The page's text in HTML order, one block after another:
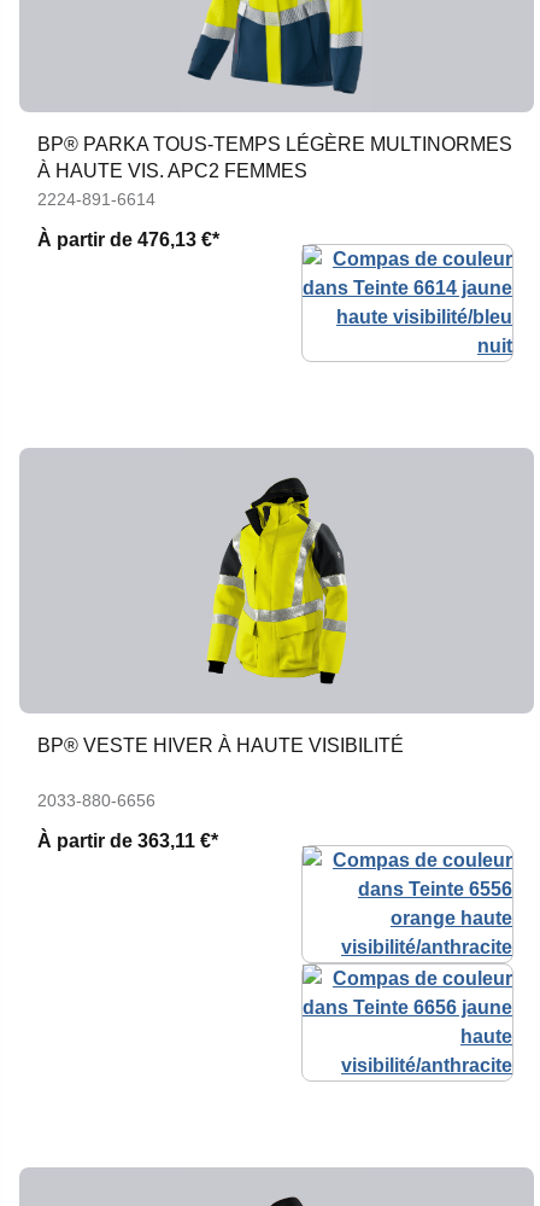
BP® PARKA TOUS-TEMPS LÉGÈRE MULTINORMES
À HAUTE VIS. APC2 FEMMES
2224-891-6614
À partir de 476,13 €*
BP® VESTE HIVER À HAUTE VISIBILITÉ
2033-880-6656
À partir de 363,11 €*